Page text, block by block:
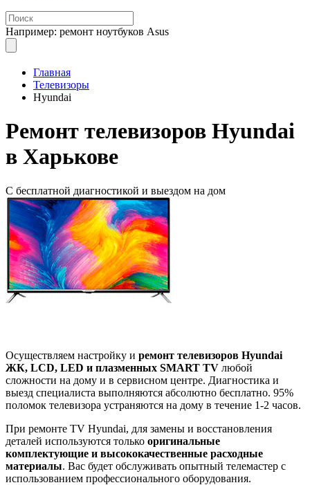
Например: ремонт ноутбуков Asus
Главная
Телевизоры
Hyundai
Ремонт телевизоров Hyundai
в Харькове
С бесплатной диагностикой и выездом на дом
Осуществляем настройку и ремонт телевизоров Hyundai
ЖК, LCD, LED и плазменных SMART TV любой
сложности на дому и в сервисном центре. Диагностика и
выезд специалиста выполняются абсолютно бесплатно. 95%
поломок телевизора устраняются на дому в течение 1-2 часов.
При ремонте TV Hyundai, для замены и восстановления
деталей используются только оригинальные
комплектующие и высококачественные расходные
материалы. Вас будет обслуживать опытный телемастер с
использованием профессионального оборудования.